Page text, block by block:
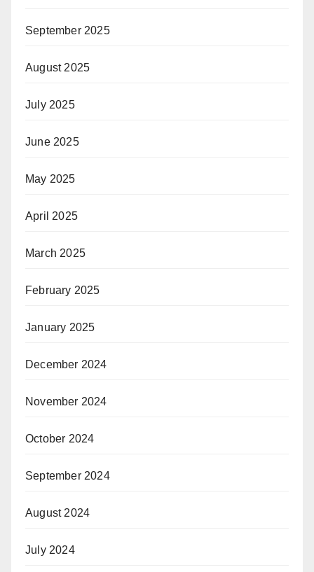
September 2025
August 2025
July 2025
June 2025
May 2025
April 2025
March 2025
February 2025
January 2025
December 2024
November 2024
October 2024
September 2024
August 2024
July 2024